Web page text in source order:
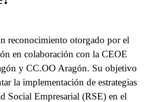
reconocimiento otorgado por el
en colaboración con la CEOE
y CC.OO Aragón. Su objetivo
la implementación de estrategias
Social Empresarial (RSE) en el